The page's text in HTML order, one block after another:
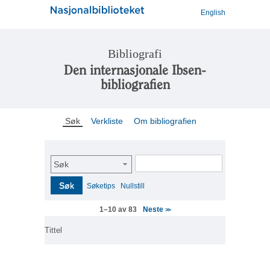
English
Bibliografi
Den internasjonale Ibsen-
bibliografien
Søk Verkliste Om bibliografien
Søk
Søk Søketips Nullstill
1–10 av 83 Neste>>
Tittel